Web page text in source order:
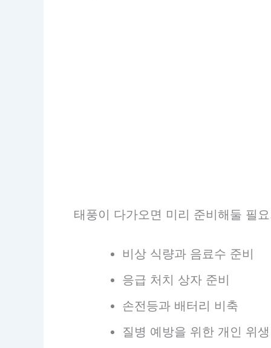
태풍이 다가오면 미리 준비해둘 필
비상 식량과 음료수 준비
응급 처치 상자 준비
손전등과 배터리 비축
질병 예방을 위한 개인 위